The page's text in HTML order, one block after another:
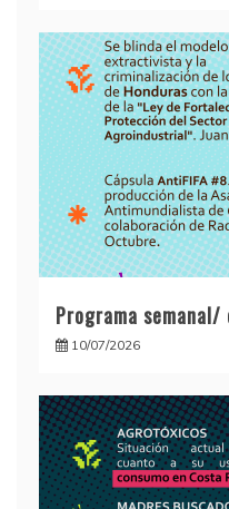
Programa
10/07/2026